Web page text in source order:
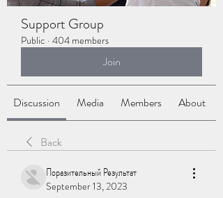
Support Group
Public · 404 members
Join
Discussion Media Members About
Back
Поразительный Результат
September 13, 2023